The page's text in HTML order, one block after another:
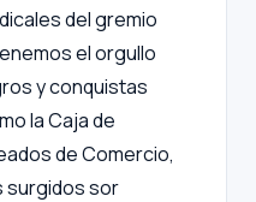
del gremio
el orgullo
y conquistas
la Caja de
de Comercio,
surgidos sor